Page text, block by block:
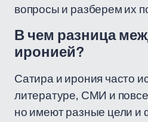
вопросы и разберем их
В чем разница
иронией?
Сатира и ирония часто
литературе, СМИ и
но имеют разные цели